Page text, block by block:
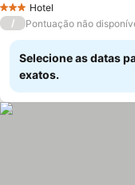
3 EstrelasHotel
/ Pontuação não
Selecione as datas
exatos.